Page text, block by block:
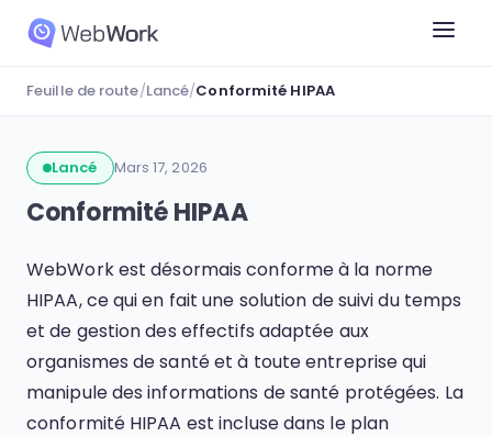
Feuille de route/Lancé/Conformité HIPAA
Lancé Mars 17, 2026
Conformité HIPAA
WebWork est désormais conforme à la norme
HIPAA, ce qui en fait une solution de suivi du temps
et de gestion des effectifs adaptée aux
organismes de santé et à toute entreprise qui
manipule des informations de santé protégées. La
conformité HIPAA est incluse dans le plan